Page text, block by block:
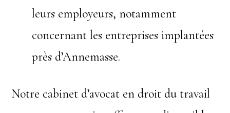
leurs employeurs, notamment
concernant les entreprises implantées
près d’Annemasse.
Notre cabinet d’avocat en droit du travail